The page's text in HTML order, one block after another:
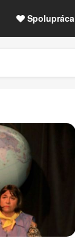
Spolupráca